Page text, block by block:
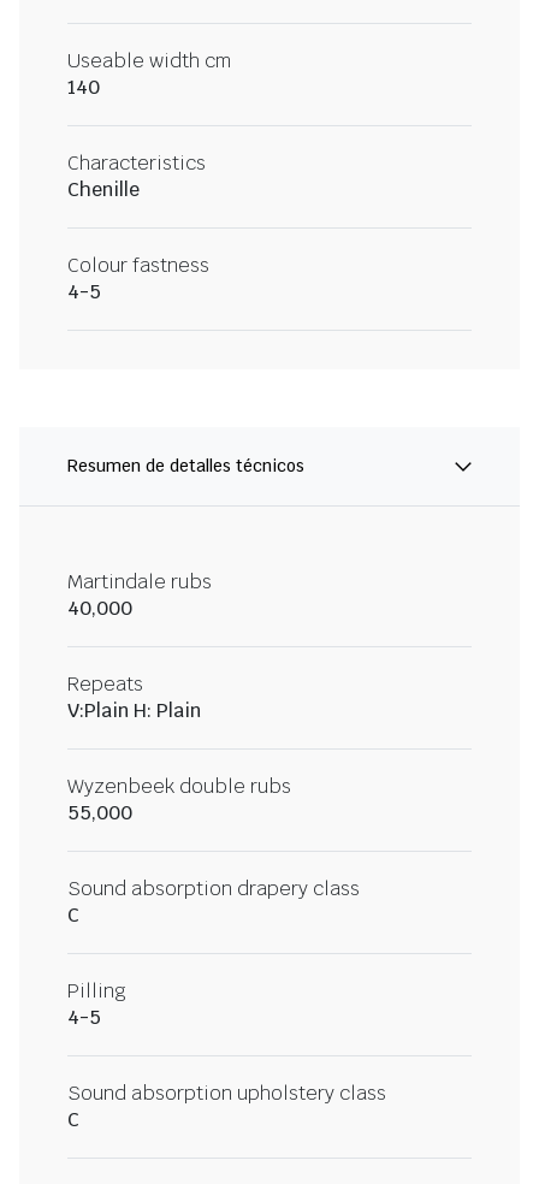
Useable width cm
140
Characteristics
Chenille
Colour fastness
4-5
Resumen de detalles técnicos
Martindale rubs
40,000
Repeats
V:Plain H: Plain
Wyzenbeek double rubs
55,000
Sound absorption drapery class
C
Pilling
4-5
Sound absorption upholstery class
C